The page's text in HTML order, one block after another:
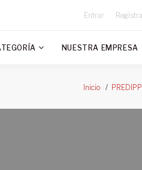
Entrar
NUESTRA EMPRESA
Inicio